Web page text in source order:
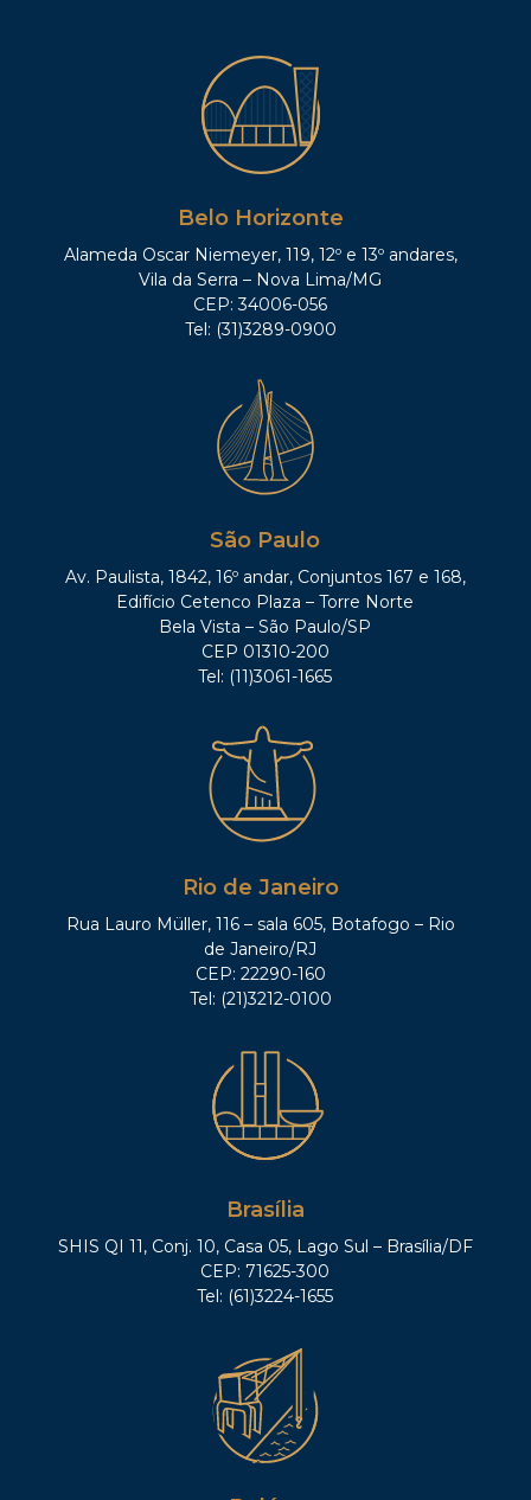
Belo Horizonte
Alameda Oscar Niemeyer, 119, 12º e 13º andares,
Vila da Serra – Nova Lima/MG
CEP: 34006-056
Tel: (31)3289-0900
São Paulo
Av. Paulista, 1842, 16º andar, Conjuntos 167 e 168,
Edifício Cetenco Plaza – Torre Norte
Bela Vista – São Paulo/SP
CEP 01310-200
Tel: (11)3061-1665
Rio de Janeiro
Rua Lauro Müller, 116 – sala 605, Botafogo – Rio
de Janeiro/RJ
CEP: 22290-160
Tel: (21)3212-0100
Brasília
SHIS QI 11, Conj. 10, Casa 05, Lago Sul – Brasília/DF
CEP: 71625-300
Tel: (61)3224-1655